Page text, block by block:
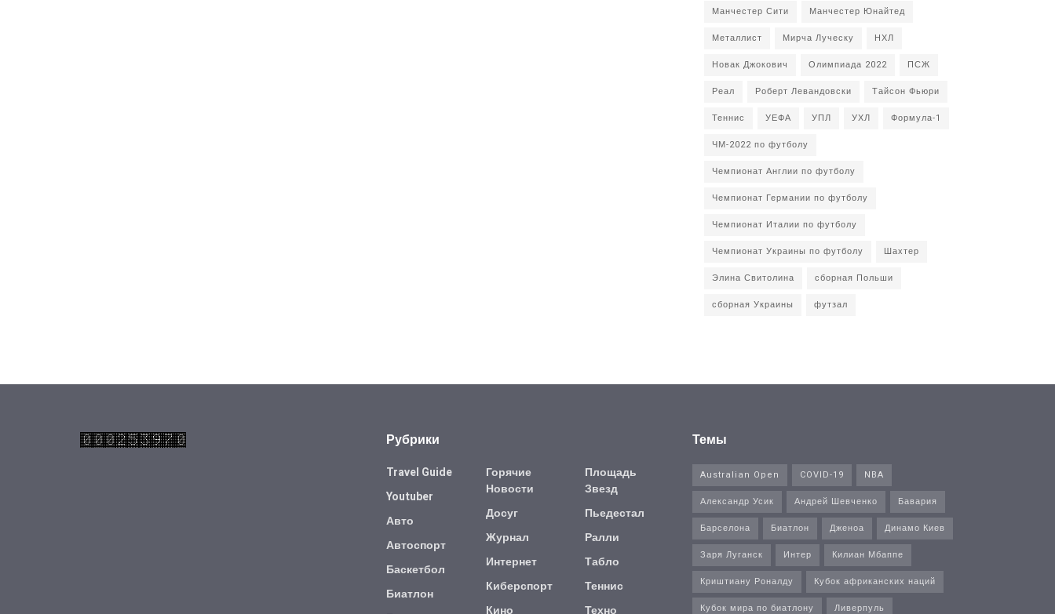
Манчестер Сити
Манчестер Юнайтед
Металлист
Мирча Луческу
НХЛ
Новак Джокович
Олимпиада 2022
ПСЖ
Реал
Роберт Левандовски
Тайсон Фьюри
Теннис
УЕФА УПЛ УХЛ
Формула-1
ЧМ-2022 по футболу
Чемпионат Англии по футболу
Чемпионат Германии по футболу
Чемпионат Италии по футболу
Чемпионат Украины по футболу
Шахтер
Элина Свитолина
сборная Польши
сборная Украины
футзал
Рубрики
Travel Guide
Youtuber
Авто
Автоспорт
Баскетбол
Биатлон
Горячие
Новости
Досуг
Журнал
Интернет
Киберспорт
Кино
Площадь
Звезд
Пьедестал
Ралли
Табло
Теннис
Техно
Темы
Australian Open COVID-19
NBA
Александр Усик
Андрей Шевченко
Бавария
Барселона
Биатлон Дженоа
Динамо Киев
Заря Луганск
Интер
Килиан Мбаппе
Криштиану Роналду
Кубок африканских наций
Кубок мира по биатлону
Ливерпуль